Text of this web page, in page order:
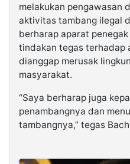
melakukan pengawasan
aktivitas tambang ilegal
berharap aparat
tindakan tegas terhadap
dianggap merusak
masyarakat.
“Saya berharap juga
penambangnya dan
tambangnya,” tegas